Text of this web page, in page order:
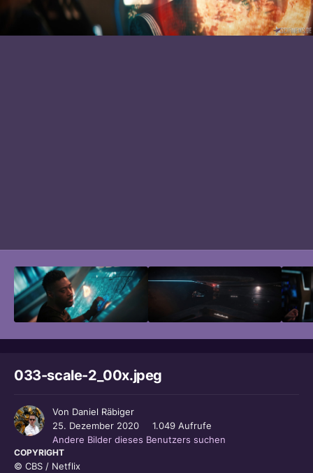
033-scale-2_00x.jpeg
Von Daniel Räbiger
25. Dezember 2020
1.049 Aufrufe
Andere Bilder dieses Benutzers suchen
COPYRIGHT
© CBS / Netflix